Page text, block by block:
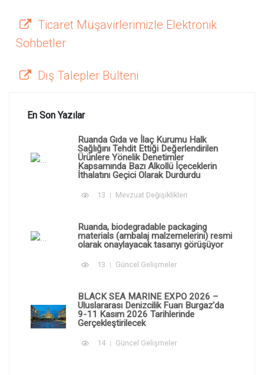
Ticaret Müşavirlerimizle Elektronik
Sohbetler
Dış Talepler Bülteni
En Son Yazılar
Ruanda Gıda ve İlaç Kurumu Halk
Sağlığını Tehdit Ettiği Değerlendirilen
Ürünlere Yönelik Denetimler
Kapsamında Bazı Alkollü İçeceklerin
İthalatını Geçici Olarak Durdurdu
13 Mevzuat Değişiklikleri
Ruanda, biodegradable packaging
materials (ambalaj malzemelerini) resmi
olarak onaylayacak tasarıyı görüşüyor
13 Güncel Gelişmeler
BLACK SEA MARINE EXPO 2026 –
Uluslararası Denizcilik Fuarı Burgaz'da
9-11 Kasım 2026 Tarihlerinde
Gerçekleştirilecek
14 Güncel Gelişmeler